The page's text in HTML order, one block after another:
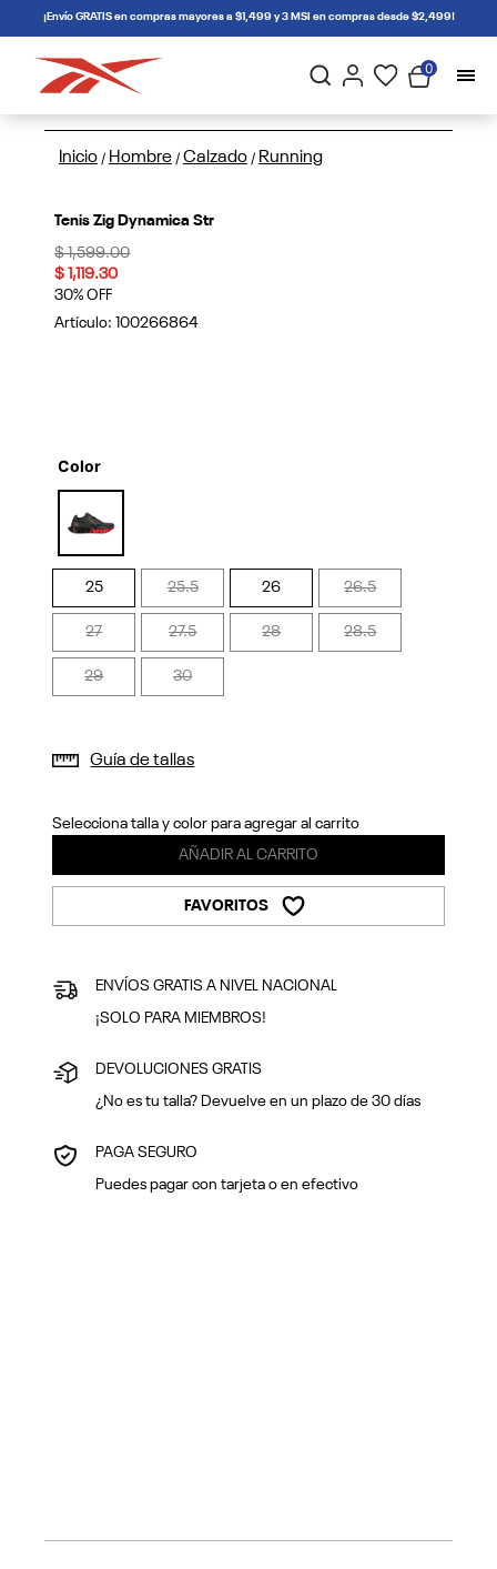
connectif¡Envío GRATIS en compras mayores a $1,499 y 3 MSI en compras desde $2,499!
0
Inicio / Hombre / Calzado / Running
Tenis Zig Dynamica Str
Price reduced from
$ 1,599.00to
$ 1,119.30
30% OFF
Artículo: 100266864
Color
selected
25 25.5 26 26.5
27 27.5 28 28.5
29 30
Guía de tallas
Selecciona talla y color para agregar al carrito
AÑADIR AL CARRITO
FAVORITOS
ENVÍOS GRATIS A NIVEL NACIONAL
¡SOLO PARA MIEMBROS!
DEVOLUCIONES GRATIS
¿No es tu talla? Devuelve en un plazo de 30 días
PAGA SEGURO
Puedes pagar con tarjeta o en efectivo